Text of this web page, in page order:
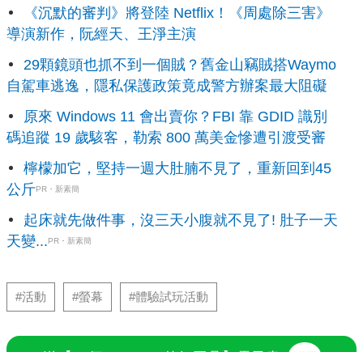
《沉默的審判》將登陸 Netflix！《周處除三害》
導演新作，阮經天、王淨主演
29顆鏡頭也抓不到一個賊？舊金山竊賊搭Waymo
自駕車逃逸，隱私保護政策竟成警方辦案最大阻礙
原來 Windows 11 會出賣你？FBI 靠 GDID 識別
碼追蹤 19 歲駭客，勒索 800 萬美金慘遭引渡受審
檸檬加它，堅持一週大肚腩不見了，重新回到45
公斤PR・新素簡
起床就先做件事，沒三天小腹就不見了! 肚子一天
天變...PR・新素簡
#活動 #螢幕 #體驗試玩活動